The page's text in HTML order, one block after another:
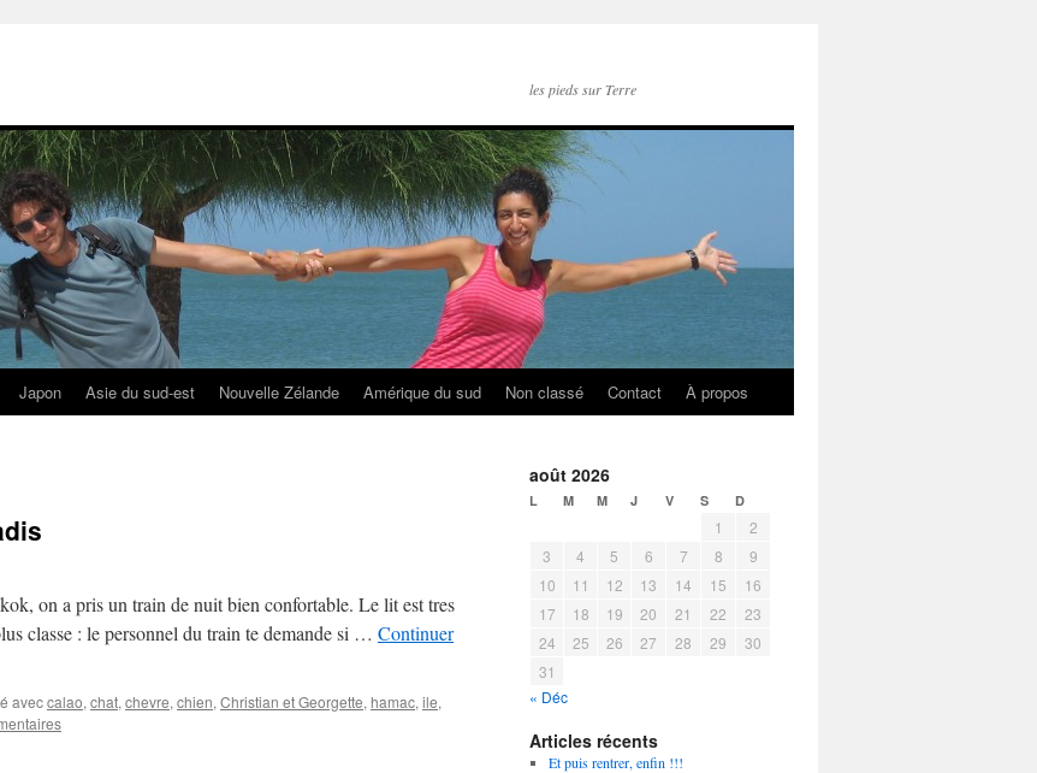
les pieds sur Terre
Japon Asie du sud-est Nouvelle Zélande Amérique du sud Non classé Contact À propos
on a pris un train de nuit bien confortable. Le lit est tres
classe : le personnel du train te demande si … Continuer
aveccalao, chat, chevre, chien, Christian et Georgette, hamac, ile,
août 2026
L M M J V S D
1
2
3
4 5 6 7 8
9
10
11 12 13 14 15
16
17
18 19 20 21 22
23
24
25 26 27 28 29
30
31
« Déc
Articles récents
Et puis rentrer, enfin !!!